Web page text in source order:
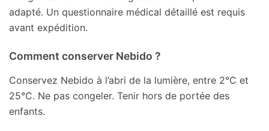
adapté. Un questionnaire médical détaillé est requis
avant expédition.
Comment conserver Nebido ?
Conservez Nebido à l’abri de la lumière, entre 2°C et
25°C. Ne pas congeler. Tenir hors de portée des
enfants.